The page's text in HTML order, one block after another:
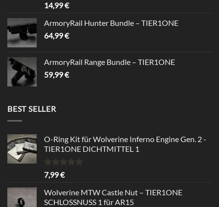
14,99€
ArmoryRail Hunter Bundle – TIER1ONE
64,99€
ArmoryRail Range Bundle – TIER1ONE
59,99€
BEST SELLER
O-Ring Kit für Wolverine Inferno Engine Gen. 2 -
TIER1ONE DICHTMITTEL 1
Rated
out of 5
7,99€
Wolverine MTW Castle Nut – TIER1ONE
SCHLOSSNUSS 1 für AR15